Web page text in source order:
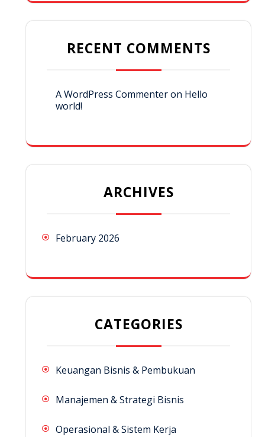
RECENT COMMENTS
A WordPress Commenteron Hello
world!
ARCHIVES
February 2026
CATEGORIES
Keuangan Bisnis & Pembukuan
Manajemen & Strategi Bisnis
Operasional & Sistem Kerja